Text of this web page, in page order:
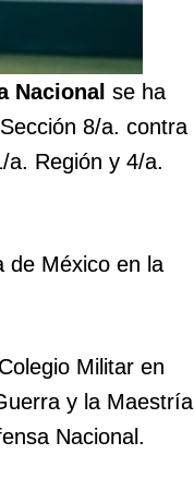
Nacional se ha
8/a. contra
a. Región y 4/a.
de México en la
Militar en
y la Maestría
Nacional.